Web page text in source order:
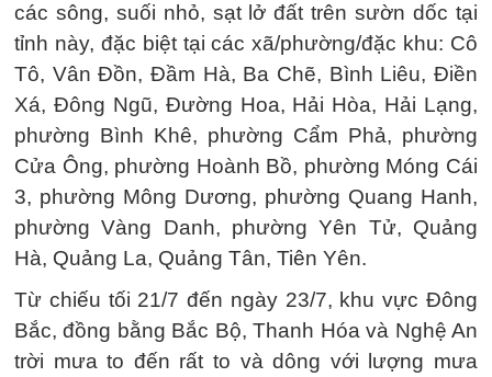
các sông, suối nhỏ, sạt lở đất trên sườn dốc tại
tỉnh này, đặc biệt tại các xã/phường/đặc khu: Cô
Tô, Vân Đồn, Đầm Hà, Ba Chẽ, Bình Liêu, Điền
Xá, Đông Ngũ, Đường Hoa, Hải Hòa, Hải Lạng,
phường Bình Khê, phường Cẩm Phả, phường
Cửa Ông, phường Hoành Bồ, phường Móng Cái
3, phường Mông Dương, phường Quang Hanh,
phường Vàng Danh, phường Yên Tử, Quảng
Hà, Quảng La, Quảng Tân, Tiên Yên.
Từ chiếu tối 21/7 đến ngày 23/7, khu vực Đông
Bắc, đồng bằng Bắc Bộ, Thanh Hóa và Nghệ An
trời mưa to đến rất to và dông với lượng mưa